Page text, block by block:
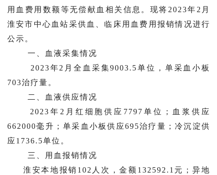
用血费用数额等无偿献血相关信息。现将 2023年2月
淮安市中心血站采供血、临床用血费用报销情况进行
公示。
一、血液采集情况
2023年2月全血采集9003.5单位，单采血小板
703治疗量。
二、血液供应情况
2023年2月红细胞供应7797单位；血浆供应
662000毫升；单采血小板供应695治疗量；冷沉淀供
应1736.5单位。
三、用血报销情况
淮安本地报销102人次，金额132592.1元；异地